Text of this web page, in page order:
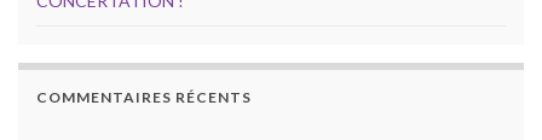
COMMENTAIRES RÉCENTS